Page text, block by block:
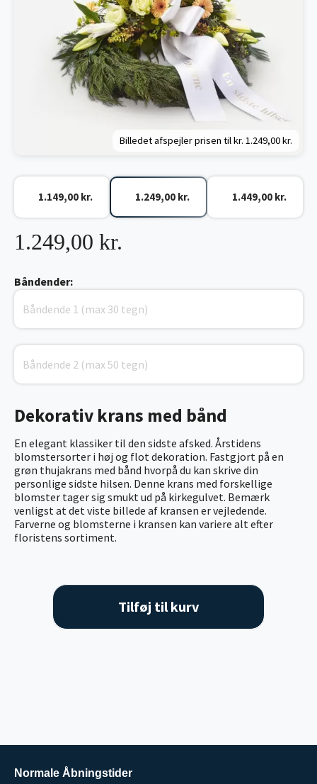
Billedet afspejler prisen til kr. 1.249,00 kr.
Dekorativ krans med bånd
En elegant klassiker til den sidste afsked. Årstidens
blomstersorter i høj og flot dekoration. Fastgjort på en
grøn thujakrans med bånd hvorpå du kan skrive din
personlige sidste hilsen. Denne krans med forskellige
blomster tager sig smukt ud på kirkegulvet. Bemærk
venligst at det viste billede af kransen er vejledende.
Farverne og blomsterne i kransen kan variere alt efter
floristens sortiment.
1.249,00 kr.
1.149,00 kr. 1.249,00 kr. 1.449,00 kr.
Båndender:
Tilføj til kurv
Normale Åbningstider